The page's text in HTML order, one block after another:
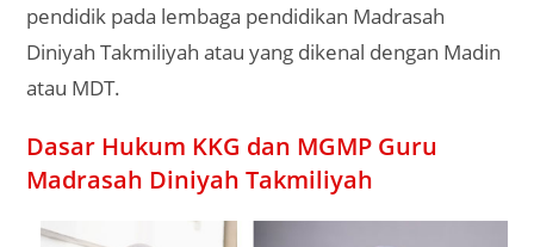
pendidik pada lembaga pendidikan Madrasah
Diniyah Takmiliyah atau yang dikenal dengan Madin
atau MDT.
Dasar Hukum KKG dan MGMP Guru
Madrasah Diniyah Takmiliyah